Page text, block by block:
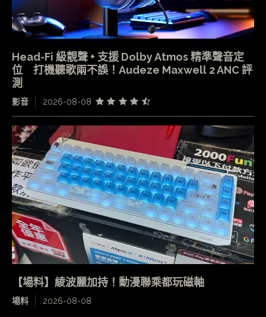
Head-Fi 級靚聲 + 支援 Dolby Atmos 精準聲音定
位 打機聽歌兩不誤！Audeze Maxwell 2 ANC 評
測
影音 2026-08-08
【場料】綾波麗加持！動漫聯乘都玩磁軸
場料 2026-08-08